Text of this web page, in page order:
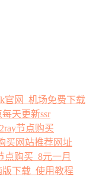
官网_机场免费下载
天更新ssr
节点购买
买网站推荐网址
点购买_8元一月
版下载_使用教程